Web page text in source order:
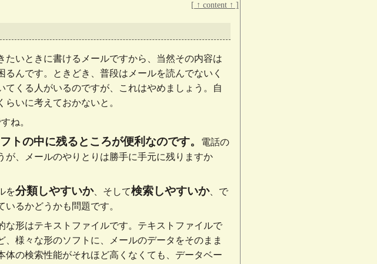
[ ↑ content ↑ ]
いときに書けるメールですから、当然その内容は
んです。ときどき、普段はメールを読んでないく
くる人がいるのですが、これはやめましょう。自
いに考えておかないと。
ね。
トの中に残るところが便利なのです。
電話の
、メールのやりとりは勝手に手元に残りますか
を分類しやすいか、そして検索しやすいか、で
るかどうかも問題です。
形はテキストファイルです。テキストファイルで
様々な形のソフトに、メールのデータをそのまま
の検索性能がそれほど高くなくても、データベー